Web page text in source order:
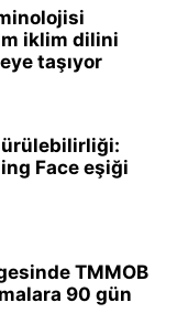
iklim dilini
taşıyor
Face eşiği
TMMOB
90 gün